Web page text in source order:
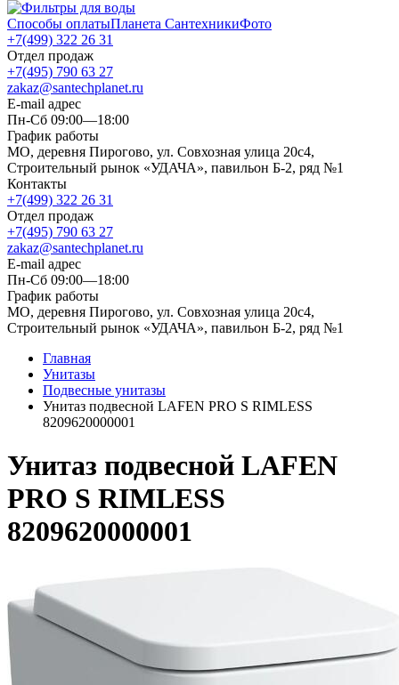
Способы оплатыПланета СантехникиФото
+7(499) 322 26 31
Отдел продаж
+7(495) 790 63 27
zakaz@santechplanet.ru
E-mail адрес
Пн-Сб 09:00—18:00
График работы
МО, деревня Пирогово, ул. Совхозная улица 20с4,
Строительный рынок «УДАЧА», павильон Б-2, ряд №1
Контакты
+7(499) 322 26 31
Отдел продаж
+7(495) 790 63 27
zakaz@santechplanet.ru
E-mail адрес
Пн-Сб 09:00—18:00
График работы
МО, деревня Пирогово, ул. Совхозная улица 20с4,
Строительный рынок «УДАЧА», павильон Б-2, ряд №1
Главная
Унитазы
Подвесные унитазы
Унитаз подвесной LAFEN PRO S RIMLESS
8209620000001
Унитаз подвесной LAFEN
PRO S RIMLESS
8209620000001